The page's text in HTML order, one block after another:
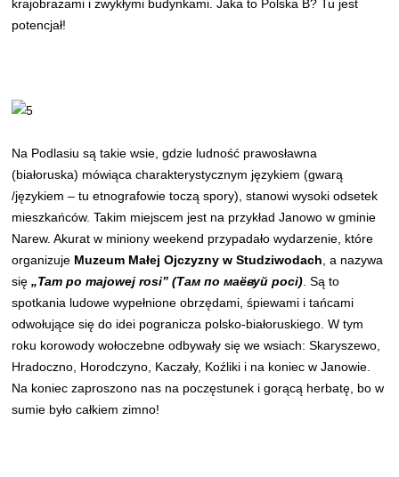
krajobrazami i zwykłymi budynkami. Jaka to Polska B? Tu jest
potencjał!
Na Podlasiu są takie wsie, gdzie ludność prawosławna
(białoruska) mówiąca charakterystycznym językiem (gwarą
/językiem – tu etnografowie toczą spory), stanowi wysoki odsetek
mieszkańców. Takim miejscem jest na przykład Janowo w gminie
Narew. Akurat w miniony weekend przypadało wydarzenie, które
organizuje Muzeum Małej Ojczyzny w Studziwodach , a nazywa
się„Tam po majowej rosi” (Там по маёвуй росі) . Są to
spotkania ludowe wypełnione obrzędami, śpiewami i tańcami
odwołujące się do idei pogranicza polsko-białoruskiego. W tym
roku korowody wołoczebne odbywały się we wsiach: Skaryszewo,
Hradoczno, Horodczyno, Kaczały, Koźliki i na koniec w Janowie.
Na koniec zaproszono nas na poczęstunek i gorącą herbatę, bo w
sumie było całkiem zimno!